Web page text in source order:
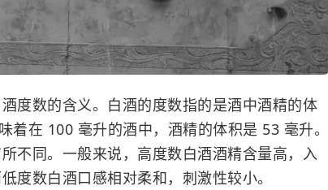
度数的含义。白酒的度数指的是酒中酒精的体
着在 100 毫升的酒中，酒精的体积是 53 毫升。
不同。一般来说，高度数白酒酒精含量高，入
度数白酒口感相对柔和，刺激性较小。